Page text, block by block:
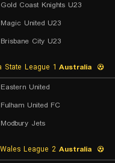
Gold Coast Knights U23
Magic United U23
Brisbane City U23
Australia
Eastern United
Fulham United FC
Modbury Jets
Australia